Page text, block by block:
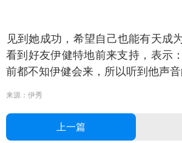
她成功，希望自己也能有天成为
看到好友伊健特地前来支持，表示
前都不知伊健会来，所以听到他声
来源：伊秀
上一篇